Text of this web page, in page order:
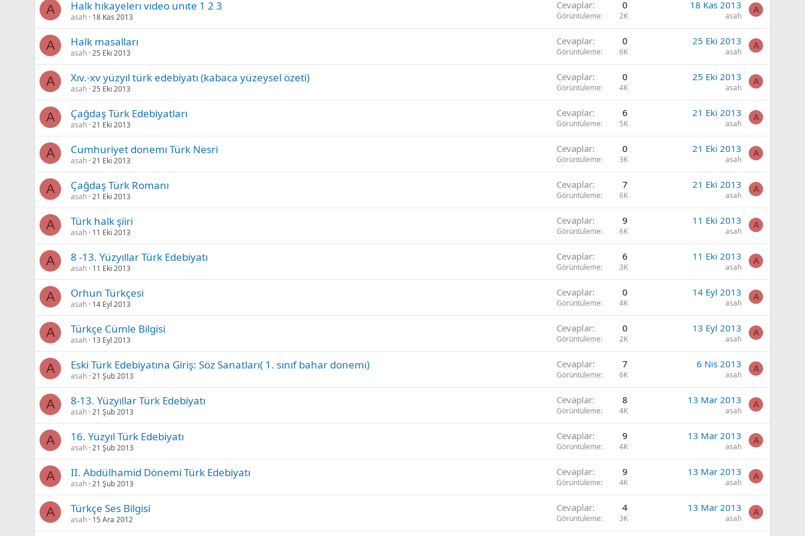
A Halk hıkayelerı vıdeo unıte 1 2 3
asah 18 Kas 2013
Cevaplar 0
Görüntüleme 2K
18 Kas 2013
asah
A
A Halk masalları
asah 25 Eki 2013
Cevaplar 0
Görüntüleme 6K
25 Eki 2013
asah
A
A Xıv.-xv yüzyıl türk edebiyatı (kabaca yüzeysel özeti)
asah 25 Eki 2013
Cevaplar 0
Görüntüleme 4K
25 Eki 2013
asah
A
A Çağdaş Türk Edebiyatları
asah 21 Eki 2013
Cevaplar 6
Görüntüleme 5K
21 Eki 2013
asah
A
A Cumhuriyet donemı Türk Nesri
asah 21 Eki 2013
Cevaplar 0
Görüntüleme 3K
21 Eki 2013
asah
A
A Çağdaş Türk Romanı
asah 21 Eki 2013
Cevaplar 7
Görüntüleme 6K
21 Eki 2013
asah
A
A Türk halk şiiri
asah 11 Eki 2013
Cevaplar 9
Görüntüleme 6K
11 Eki 2013
asah
A
A 8 -13. Yüzyıllar Türk Edebiyatı
asah 11 Eki 2013
Cevaplar 6
Görüntüleme 3K
11 Eki 2013
asah
A
A Orhun Türkçesi
asah 14 Eyl 2013
Cevaplar 0
Görüntüleme 4K
14 Eyl 2013
asah
A
A Türkçe Cümle Bilgisi
asah 13 Eyl 2013
Cevaplar 0
Görüntüleme 2K
13 Eyl 2013
asah
A
A Eski Türk Edebiyatına Giriş: Söz Sanatları( 1. sınıf bahar donemı)
asah 21 Şub 2013
Cevaplar 7
Görüntüleme 6K
6 Nis 2013
asah
A
A 8-13. Yüzyıllar Türk Edebiyatı
asah 21 Şub 2013
Cevaplar 8
Görüntüleme 4K
13 Mar 2013
asah
A
A 16. Yüzyıl Türk Edebiyatı
asah 21 Şub 2013
Cevaplar 9
Görüntüleme 4K
13 Mar 2013
asah
A
A II. Abdülhamid Dönemi Türk Edebiyatı
asah 21 Şub 2013
Cevaplar 9
Görüntüleme 4K
13 Mar 2013
asah
A
A Türkçe Ses Bilgisi
asah 15 Ara 2012
Cevaplar 4
Görüntüleme 3K
13 Mar 2013
asah
A